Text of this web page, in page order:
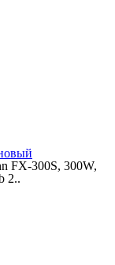
FX-300S, 300W,
2..